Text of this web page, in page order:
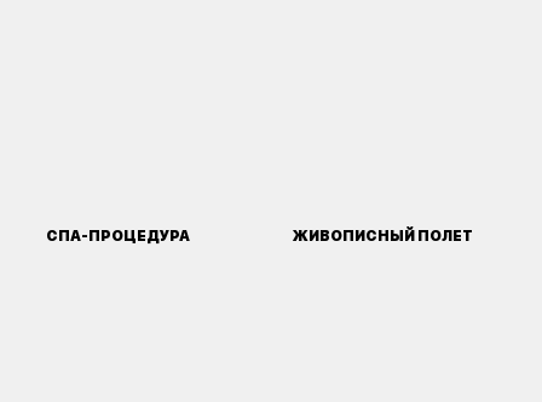
СПА-ПРОЦЕДУРА ЖИВОПИСНЫЙ ПОЛЕТ